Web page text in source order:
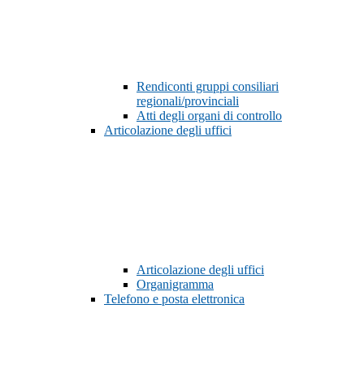
Rendiconti gruppi consiliari
regionali/provinciali
Atti degli organi di controllo
Articolazione degli uffici
Articolazione degli uffici
Organigramma
Telefono e posta elettronica